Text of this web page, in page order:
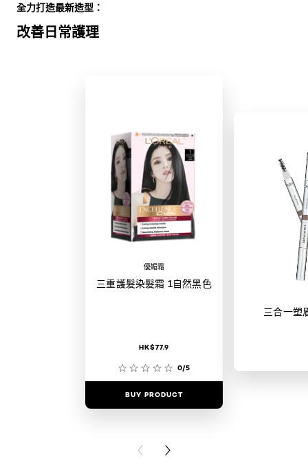
改善日常護理
全力打造最新造型：
優媚霜
三重護髮染髮霜 1自然黑色
HK$77.9
0/5
BUY PRODUCT
三合一塑
PREVIOUS CARD
NEXT CARD